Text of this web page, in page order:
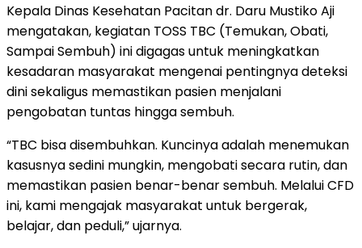
Kepala Dinas Kesehatan Pacitan dr. Daru Mustiko Aji
mengatakan, kegiatan TOSS TBC (Temukan, Obati,
Sampai Sembuh) ini digagas untuk meningkatkan
kesadaran masyarakat mengenai pentingnya deteksi
dini sekaligus memastikan pasien menjalani
pengobatan tuntas hingga sembuh.
“TBC bisa disembuhkan. Kuncinya adalah menemukan
kasusnya sedini mungkin, mengobati secara rutin, dan
memastikan pasien benar-benar sembuh. Melalui CFD
ini, kami mengajak masyarakat untuk bergerak,
belajar, dan peduli,” ujarnya.